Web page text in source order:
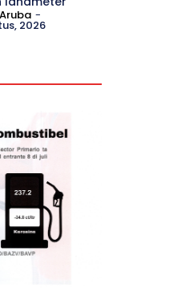
-
2026